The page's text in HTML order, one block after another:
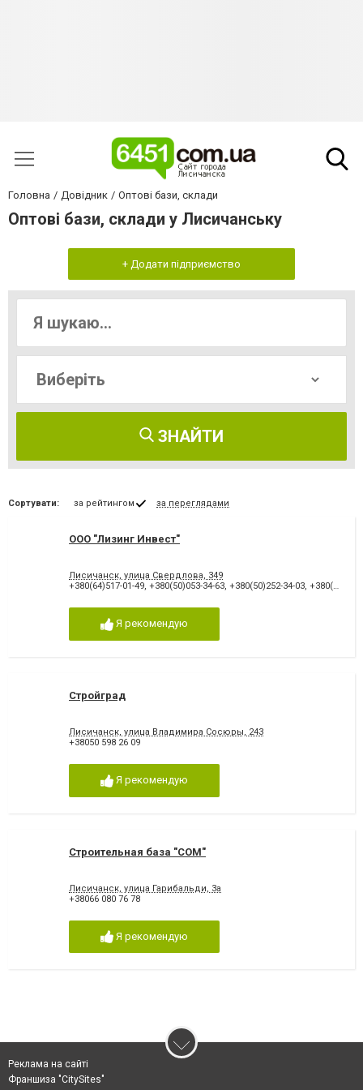
Головна Довідник Оптові бази, склади
Оптові бази, склади у Лисичанську
+ Додати підприємство
ЗНАЙТИ
Сортувати: за рейтингом за переглядами
ООО "Лизинг Инвест"
Лисичанск, улица Свердлова, 349
+380(64)517-01-49, +380(50)053-34-63, +380(50)252-34-03, +380(99)946-49-55
Я рекомендую
Стройград
Лисичанск, улица Владимира Сосюры, 243
+38050 598 26 09
Я рекомендую
Строительная база "СОМ"
Лисичанск, улица Гарибальди, 3а
+38066 080 76 78
Я рекомендую
Реклама на сайті
Франшиза "CitySites"